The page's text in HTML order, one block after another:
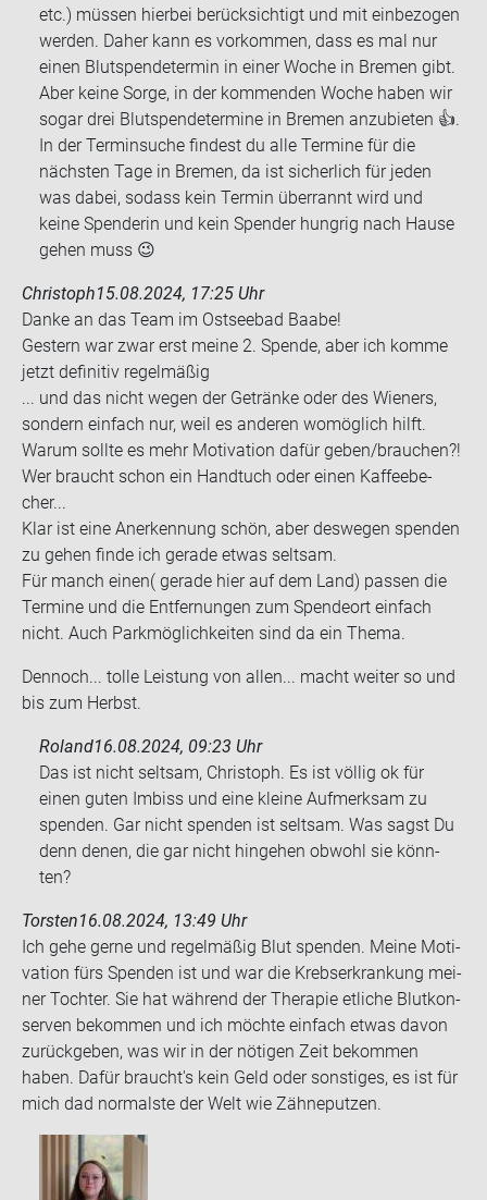
etc.) müssen hierbei berücksichtigt und mit einbezogen
werden. Daher kann es vorkommen, dass es mal nur
einen Blutspendetermin in einer Woche in Bremen gibt.
Aber keine Sorge, in der kommenden Woche haben wir
sogar drei Blutspendetermine in Bremen anzubieten 👍.
In der Terminsuche findest du alle Termine für die
nächsten Tage in Bremen, da ist sicherlich für jeden
was dabei, sodass kein Termin überrannt wird und
keine Spenderin und kein Spender hungrig nach Hause
gehen muss 😉
Christoph15.08.2024, 17:25 Uhr
Danke an das Team im Ost­see­bad Baabe!
Ges­tern war zwar erst meine 2. Spen­de, aber ich komme
jetzt de­fi­ni­tiv re­gel­mä­ßig
... und das nicht wegen der Ge­trän­ke oder des Wie­ners,
son­dern ein­fach nur, weil es an­de­ren wo­mög­lich hilft.
Warum soll­te es mehr Mo­ti­va­ti­on dafür geben/brau­chen?!
Wer braucht schon ein Hand­tuch oder einen Kaf­fee­be­
cher...
Klar ist eine An­er­ken­nung schön, aber des­we­gen spen­den
zu gehen finde ich ge­ra­de etwas selt­sam.
Für manch einen( ge­ra­de hier auf dem Land) pas­sen die
Ter­mi­ne und die Ent­fer­nun­gen zum Spen­de­ort ein­fach
nicht. Auch Park­mög­lich­kei­ten sind da ein Thema.
Den­noch... tolle Leis­tung von allen... macht wei­ter so und
bis zum Herbst.
Roland16.08.2024, 09:23 Uhr
Das ist nicht selt­sam, Chris­toph. Es ist völ­lig ok für
einen guten Im­biss und eine klei­ne Auf­merk­sam zu
spen­den. Gar nicht spen­den ist selt­sam. Was sagst Du
denn denen, die gar nicht hin­ge­hen ob­wohl sie könn­
ten?
Torsten16.08.2024, 13:49 Uhr
Ich gehe gerne und re­gel­mä­ßig Blut spen­den. Meine Mo­ti­
va­ti­on fürs Spen­den ist und war die Krebs­er­kran­kung mei­
ner Toch­ter. Sie hat wäh­rend der The­ra­pie et­li­che Blut­kon­
ser­ven be­kom­men und ich möch­te ein­fach etwas davon
zu­rück­ge­ben, was wir in der nö­ti­gen Zeit be­kom­men
haben. Dafür braucht's kein Geld oder sons­ti­ges, es ist für
mich dad nor­mals­te der Welt wie Zäh­ne­put­zen.